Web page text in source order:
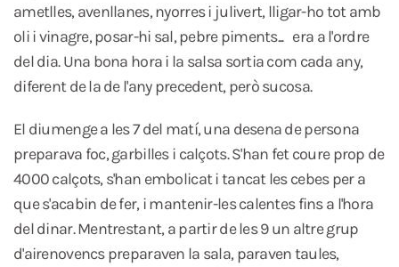
ametlles, avenllanes, nyorres i julivert, lligar-ho tot amb
oli i vinagre, posar-hi sal, pebre piments... era a l'ordre
del dia. Una bona hora i la salsa sortia com cada any,
diferent de la de l'any precedent, però sucosa.
El diumenge a les 7 del matí, una desena de persona
preparava foc, garbilles i calçots. S'han fet coure prop de
4000 calçots, s'han embolicat i tancat les cebes per a
que s'acabin de fer, i mantenir-les calentes fins a l'hora
del dinar. Mentrestant, a partir de les 9 un altre grup
d'airenovencs preparaven la sala, paraven taules,